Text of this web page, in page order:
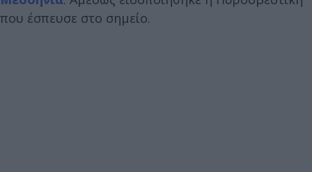
που έσπευσε στο σημείο.